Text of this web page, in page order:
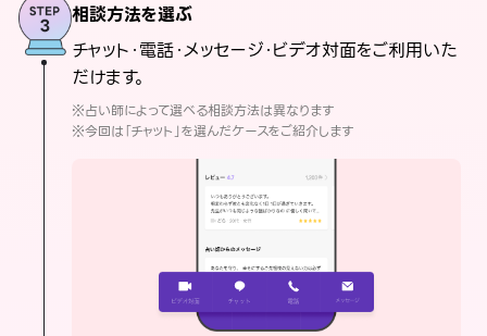
相談方法を選ぶ
チャット・電話・メッセージ・ビデオ対面をご利用いた
だけます。
※占い師によって選べる相談方法は異なります
※今回は「チャット」を選んだケースをご紹介します